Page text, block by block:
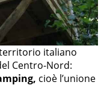
italiano
Centro-Nord:
cioè l’unione